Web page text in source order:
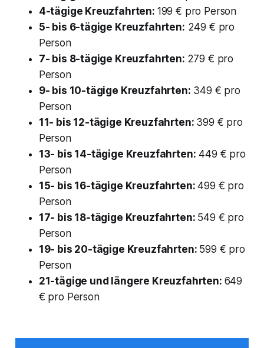
4-tägige Kreuzfahrten: 199 € pro Person
5- bis 6-tägige Kreuzfahrten: 249 € pro
Person
7- bis 8-tägige Kreuzfahrten: 279 € pro
Person
9- bis 10-tägige Kreuzfahrten: 349 € pro
Person
11- bis 12-tägige Kreuzfahrten: 399 € pro
Person
13- bis 14-tägige Kreuzfahrten: 449 € pro
Person
15- bis 16-tägige Kreuzfahrten:499 € pro
Person
17- bis 18-tägige Kreuzfahrten: 549 € pro
Person
19- bis 20-tägige Kreuzfahrten: 599 € pro
Person
21-tägige und längere Kreuzfahrten: 649
€ pro Person